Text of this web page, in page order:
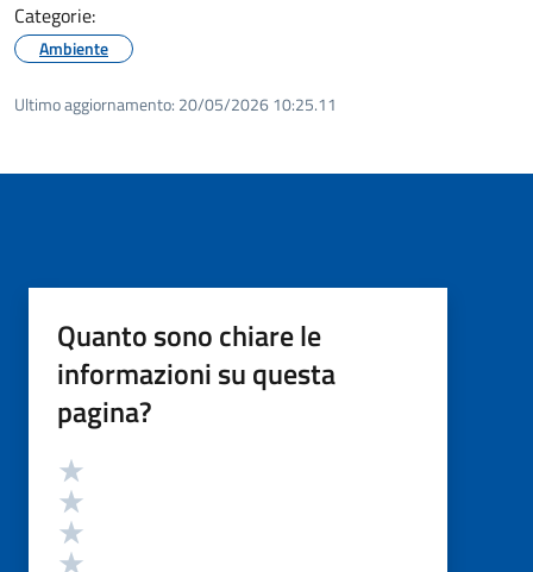
Categorie:
Ambiente
Ultimo aggiornamento: 20/05/2026 10:25.11
Quanto sono chiare le
informazioni su questa
pagina?
Valutazione